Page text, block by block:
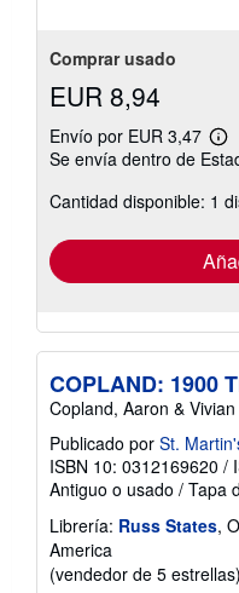
Comprar usado
EUR 8,94
Envío por EUR 3,47
Más
las
Se envía dentro de
Cantidad disponible: 1
COPLAND: 1900
Copland, Aaron &
Publicado por St.
ISBN 10: 0312169620 /
Antiguo o usado / Tapa
Librería: Russ States,
America
(vendedor de 5 estrellas)